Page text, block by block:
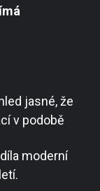
jasné, že
v podobě
moderní